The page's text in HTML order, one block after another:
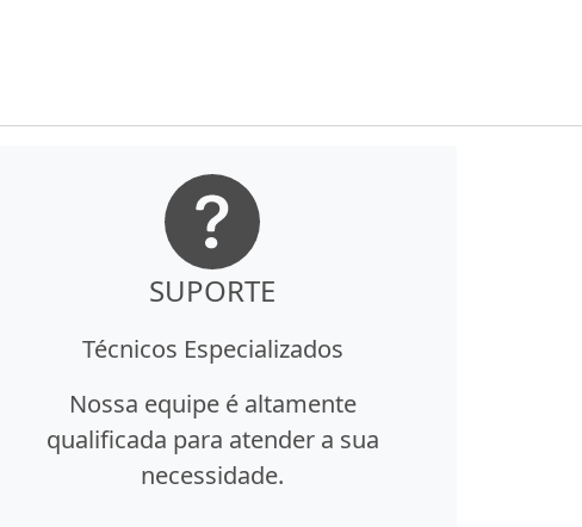
SUPORTE
Técnicos Especializados
Nossa equipe é altamente
qualificada para atender a sua
necessidade.